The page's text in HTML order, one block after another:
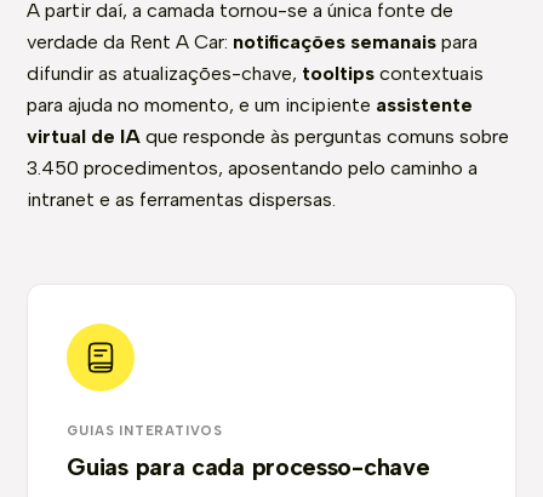
A partir daí, a camada tornou-se a única fonte de
verdade da Rent A Car: notificações semanais para
difundir as atualizações-chave, tooltips contextuais
para ajuda no momento, e um incipiente assistente
virtual de IA que responde às perguntas comuns sobre
3.450 procedimentos, aposentando pelo caminho a
intranet e as ferramentas dispersas.
GUIAS INTERATIVOS
Guias para cada processo-chave